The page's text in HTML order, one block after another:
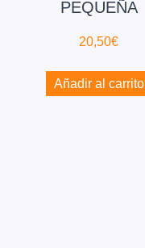
PEQUEÑA
20,50€
Añadir al carrito